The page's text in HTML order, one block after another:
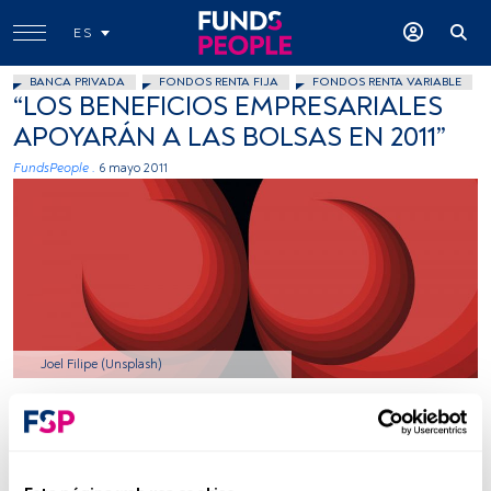
ES
BANCA PRIVADA FONDOS RENTA FIJA FONDOS RENTA VARIABLE
“LOS BENEFICIOS EMPRESARIALES
APOYARÁN A LAS BOLSAS EN 2011”
FundsPeople . 6 mayo 2011
Joel Filipe (Unsplash)